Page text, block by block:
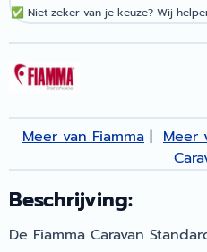
✅ Niet zeker van je keuze? Wij
Meer van Fiamma | Meer
Beschrijving:
De Fiamma Caravan